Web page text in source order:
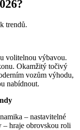
trendů.
volitelnou výbavou.
Okamžitý točivý
vozům výhodu,
nabídnout.
– nastavitelné
– hraje obrovskou roli